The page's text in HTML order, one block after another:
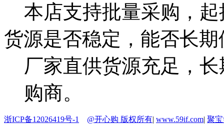
本店支持批量采购，
货源是否稳定，能否长期
厂家直供货源充足，
购商。
浙ICP备12026419号-1 @开心购 版权所有| www.59if.com| 聚